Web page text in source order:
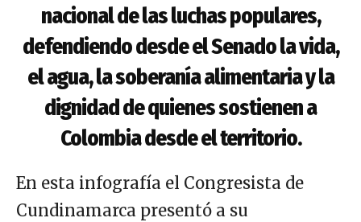
nacional de las luchas populares,
defendiendo desde el Senado la vida,
el agua, la soberanía alimentaria y la
dignidad de quienes sostienen a
Colombia desde el territorio.
En esta infografía el Congresista de
Cundinamarca presentó a su